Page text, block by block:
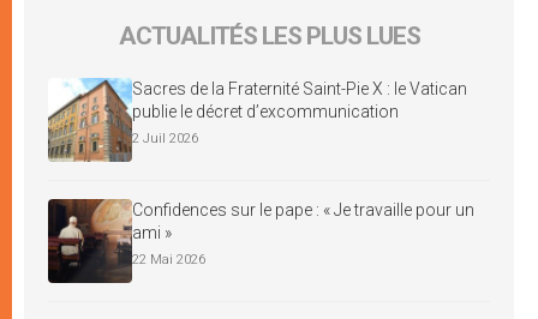
ACTUALITÉS LES PLUS LUES
Sacres de la Fraternité Saint-Pie X : le Vatican
publie le décret d’excommunication
2 Juil 2026
Confidences sur le pape : « Je travaille pour un
ami »
22 Mai 2026